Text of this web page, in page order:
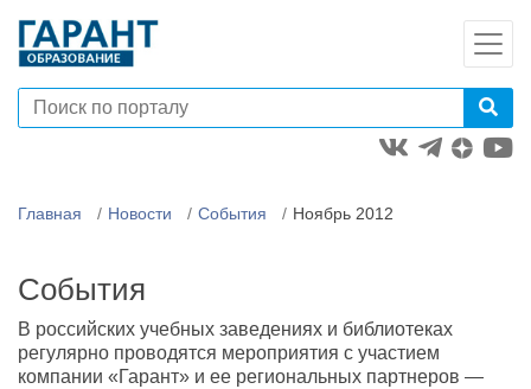
Главная Новости События Ноябрь 2012
События
В российских учебных заведениях и библиотеках
регулярно проводятся мероприятия с участием
компании «Гарант» и ее региональных партнеров —